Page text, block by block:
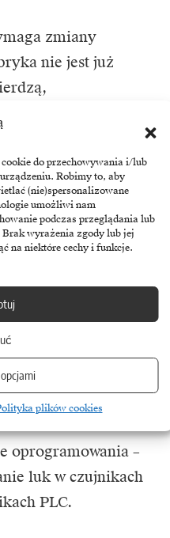
do przechowywania i/lub
Robimy to, aby
(nie)spersonalizowane
umożliwi nam
podczas przeglądania lub
wyrażenia zgody lub jej
na niektóre cechy i funkcje.
plików cookies
zmiany
nie jest już
połączenie
dla producentów
– dokładna
wszystkich
dostępu.
sieci – oddzielenie
OT na strefy
oprogramowania –
luk w czujnikach
PLC.